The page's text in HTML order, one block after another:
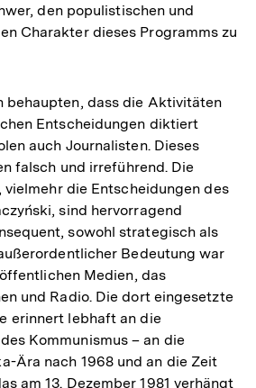
den populistischen und
Charakter dieses Programms zu
behaupten, dass die Aktivitäten
Entscheidungen diktiert
auch Journalisten. Dieses
falsch und irreführend. Die
vielmehr die Entscheidungen des
sind hervorragend
sowohl strategisch als
Bedeutung war
Medien, das
und Radio. Die dort eingesetzte
erinnert lebhaft an die
Kommunismus – an die
Ära nach 1968 und an die Zeit
am 13. Dezember 1981 verhängt